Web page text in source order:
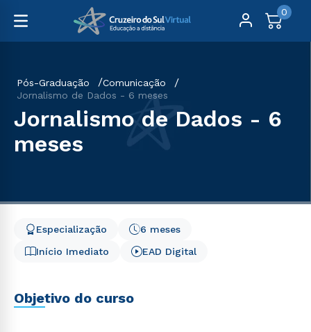
0
Pós-Graduação
Comunicação
Jornalismo de Dados - 6 meses
Jornalismo de Dados - 6
meses
Início Imediato
6 meses
Especialização
EAD Digital
Objetivo do curso